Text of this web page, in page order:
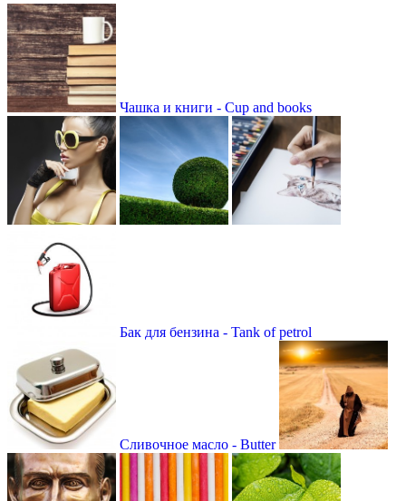
Чашка и книги - Cup and books
Бак для бензина - Tank of petrol
Сливочное масло - Butter